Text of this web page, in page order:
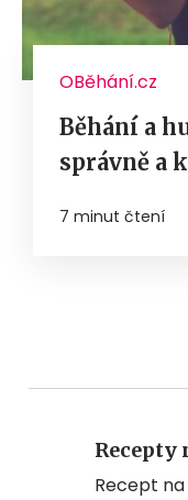
OBěhání.cz
Běhání a
správně a
7 minut čtení
Recepty
Recept